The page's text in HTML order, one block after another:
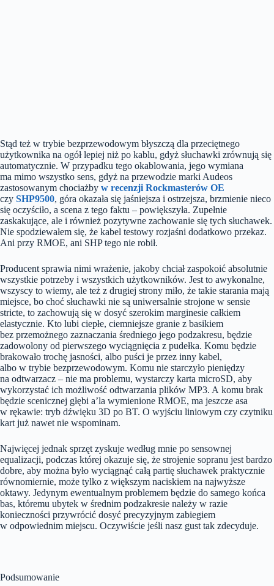
Stąd też w trybie bezprzewodowym błyszczą dla przeciętnego
użytkownika na ogół lepiej niż po kablu, gdyż słuchawki zrównują się
automatycznie. W przypadku tego okablowania, jego wymiana
ma mimo wszystko sens, gdyż na przewodzie marki Audeos
zastosowanym chociażby w recenzji Rockmasterów OE
czy SHP9500, góra okazała się jaśniejsza i ostrzejsza, brzmienie nieco
się oczyściło, a scena z tego faktu – powiększyła. Zupełnie
zaskakujące, ale i również pozytywne zachowanie się tych słuchawek.
Nie spodziewałem się, że kabel testowy rozjaśni dodatkowo przekaz.
Ani przy RMOE, ani SHP tego nie robił.
Producent sprawia nimi wrażenie, jakoby chciał zaspokoić absolutnie
wszystkie potrzeby i wszystkich użytkowników. Jest to awykonalne,
wszyscy to wiemy, ale też z drugiej strony miło, że takie starania mają
miejsce, bo choć słuchawki nie są uniwersalnie strojone w sensie
stricte, to zachowują się w dosyć szerokim marginesie całkiem
elastycznie. Kto lubi ciepłe, ciemniejsze granie z basikiem
bez przemożnego zaznaczania średniego jego podzakresu, będzie
zadowolony od pierwszego wyciągnięcia z pudełka. Komu będzie
brakowało trochę jasności, albo puści je przez inny kabel,
albo w trybie bezprzewodowym. Komu nie starczyło pieniędzy
na odtwarzacz – nie ma problemu, wystarczy karta microSD, aby
wykorzystać ich możliwość odtwarzania plików MP3. A komu brak
będzie scenicznej głębi a’la wymienione RMOE, ma jeszcze asa
w rękawie: tryb dźwięku 3D po BT. O wyjściu liniowym czy czytniku
kart już nawet nie wspominam.
Najwięcej jednak sprzęt zyskuje według mnie po sensownej
equalizacji, podczas której okazuje się, że strojenie sopranu jest bardzo
dobre, aby można było wyciągnąć całą partię słuchawek praktycznie
równomiernie, może tylko z większym naciskiem na najwyższe
oktawy. Jedynym ewentualnym problemem będzie do samego końca
bas, któremu ubytek w średnim podzakresie należy w razie
konieczności przywrócić dosyć precyzyjnym zabiegiem
w odpowiednim miejscu. Oczywiście jeśli nasz gust tak zdecyduje.
Podsumowanie